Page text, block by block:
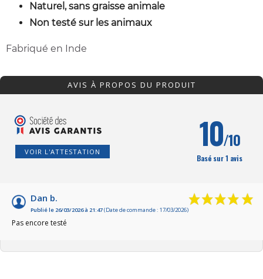
Naturel, sans graisse animale
Non testé sur les animaux
Fabriqué en Inde
AVIS À PROPOS DU PRODUIT
VOIR L'ATTESTATION 10/10
Basé sur 1 avis
Dan b.
Publié le 26/03/2026 à 21:47(Date de commande : 17/03/2026)
Pas encore testé